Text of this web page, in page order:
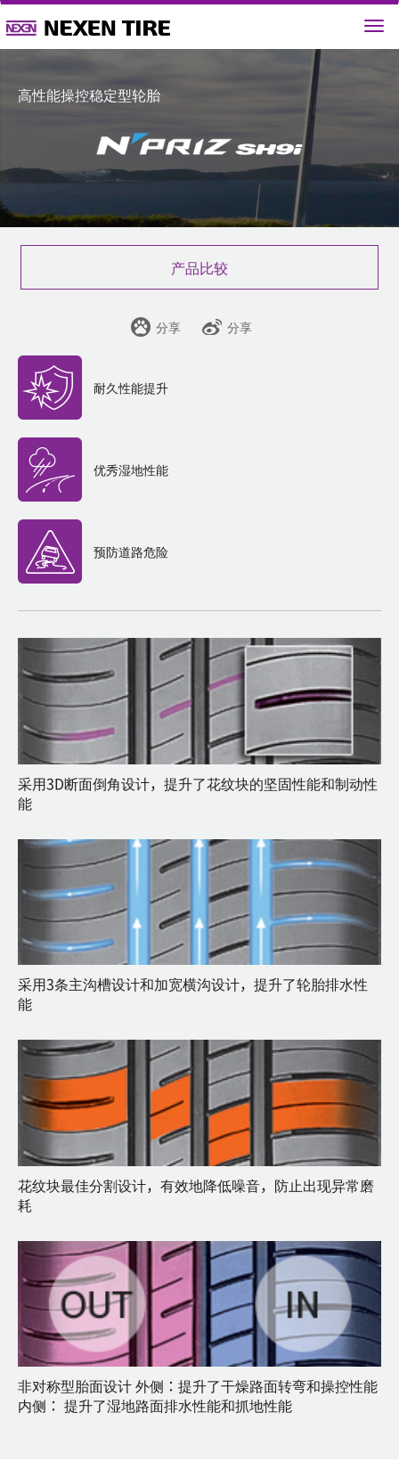
高性能操控稳定型轮胎
产品比较
分享 分享
耐久性能提升
优秀湿地性能
预防道路危险
采用3D断面倒角设计，提升了花纹块的坚固性能和制动性
能
采用3条主沟槽设计和加宽横沟设计，提升了轮胎排水性
能
花纹块最佳分割设计，有效地降低噪音，防止出现异常磨
耗
非对称型胎面设计 外侧：提升了干燥路面转弯和操控性能
内侧： 提升了湿地路面排水性能和抓地性能